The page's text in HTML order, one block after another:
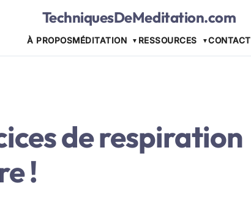
TechniquesDeMeditation.com
À PROPOSMÉDITATION RESSOURCES CONTACT
de respiration
!